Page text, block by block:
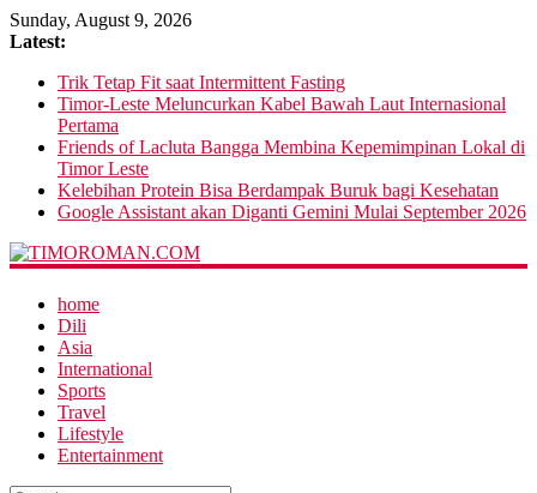
Sunday, August 9, 2026
Latest:
Trik Tetap Fit saat Intermittent Fasting
Timor-Leste Meluncurkan Kabel Bawah Laut Internasional
Pertama
Friends of Lacluta Bangga Membina Kepemimpinan Lokal di
Timor Leste
Kelebihan Protein Bisa Berdampak Buruk bagi Kesehatan
Google Assistant akan Diganti Gemini Mulai September 2026
home
Dili
Asia
International
Sports
Travel
Lifestyle
Entertainment